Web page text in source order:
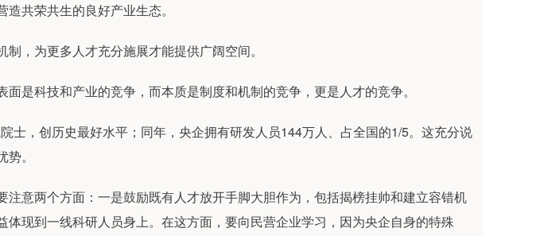
共荣共生的良好产业生态。
，为更多人才充分施展才能提供广阔空间。
是科技和产业的竞争，而本质是制度和机制的竞争，更是人才的竞争。
士，创历史最好水平；同年，央企拥有研发人员144万人、占全国的1/5。这充分说
。
注意两个方面：一是鼓励既有人才放开手脚大胆作为，包括揭榜挂帅和建立容错机
体现到一线科研人员身上。在这方面，要向民营企业学习，因为央企自身的特殊